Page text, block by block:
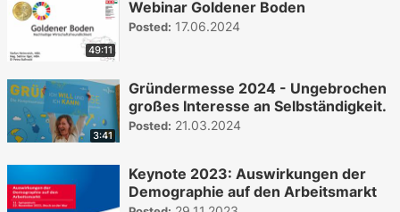
49:11
Webinar Goldener Boden
Posted: 17.06.2024
3:41
Gründermesse 2024 - Ungebrochen
großes Interesse an Selbständigkeit.
Posted: 21.03.2024
Keynote 2023: Auswirkungen der
Demographie auf den Arbeitsmarkt